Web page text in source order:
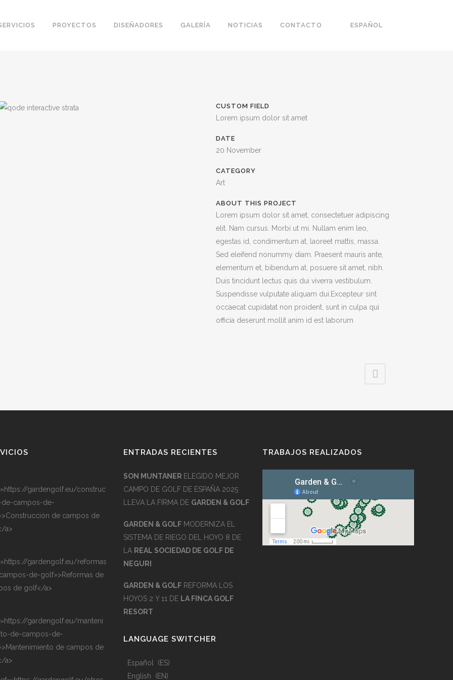
PROYECTOS DISEÑADORES GALERÍA NOTICIAS CONTACTO ESPAÑOL
CUSTOM FIELD
Lorem ipsum dolor sit amet
DATE
20 November
CATEGORY
Art
ABOUT THIS PROJECT
Lorem ipsum dolor sit amet, consectetuer adipiscing
elit. Nam cursus. Morbi ut mi. Nullam enim leo,
egestas id, condimentum at, laoreet mattis, massa.
Sed eleifend nonummy diam. Praesent mauris ante,
elementum et, bibendum at, posuere sit amet, nibh.
Duis tincidunt lectus quis dui viverra vestibulum.
Suspendisse vulputate aliquam dui.Excepteur sint
occaecat cupidatat non proident, sunt in culpa qui
officia deserunt mollit anim id est laborum
gardengolf.eu/construc
campos-de-
de campos de
a>
gardengolf.eu/reformas
de-golf»>Reformas de
de golf</a>
gardengolf.eu/manteni
de-campos-de-
de campos de
a>
ENTRADAS RECIENTES
SON MUNTANER ELEGIDO MEJOR
CAMPO DE GOLF DE ESPAÑA 2025
LLEVA LA FIRMA DE GARDEN & GOLF
GARDEN & GOLF MODERNIZA EL
SISTEMA DE RIEGO DEL HOYO 8 DE
LA REAL SOCIEDAD DE GOLF DE
NEGURI
GARDEN & GOLF REFORMA LOS
HOYOS 2 Y 11 DE LA FINCA GOLF
RESORT
LANGUAGE SWITCHER
Español
ES
English
EN
TRABAJOS REALIZADOS